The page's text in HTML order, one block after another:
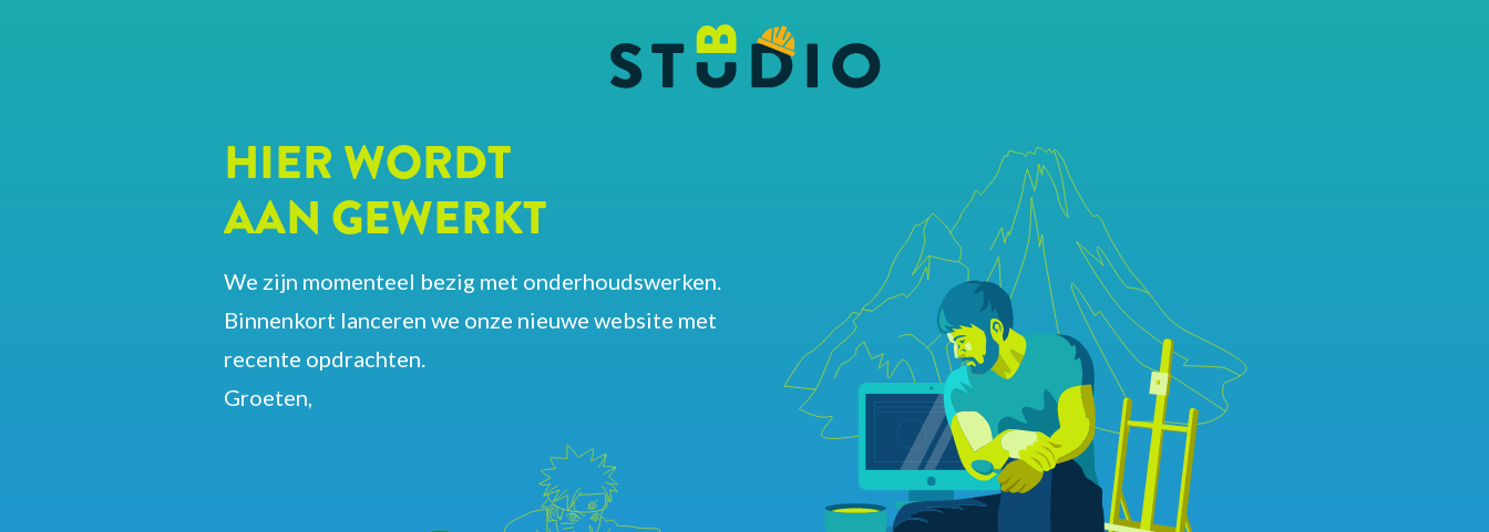
HIER WORDT
AAN GEWERKT
We zijn momenteel bezig met onderhoudswerken.
Binnenkort lanceren we onze nieuwe website met
recente opdrachten.
Groeten,